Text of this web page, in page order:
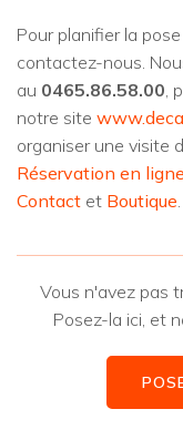
Pour planifier la
contactez-nous.
au 0465.86.58.00,
notre site
organiser une visite
Réservation en ligne
Contact et Boutique.
Vous n'avez pas
Posez-la ici, et